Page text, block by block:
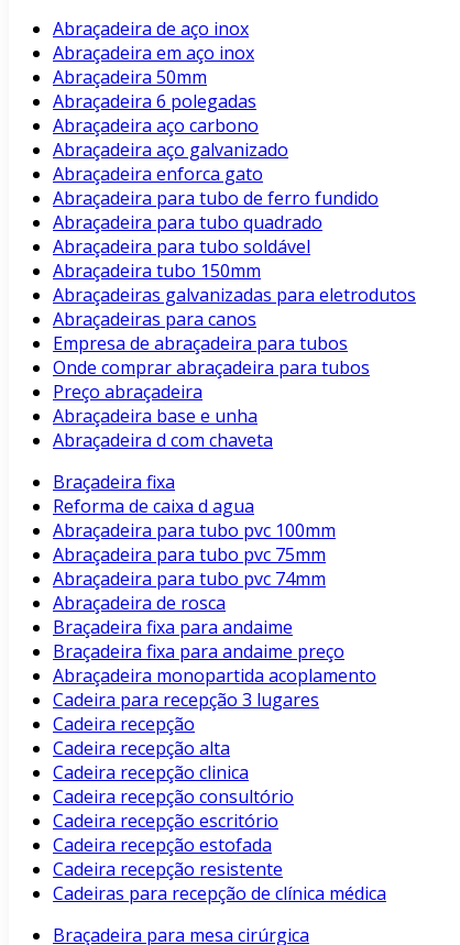
Abraçadeira de aço inox
Abraçadeira em aço inox
Abraçadeira 50mm
Abraçadeira 6 polegadas
Abraçadeira aço carbono
Abraçadeira aço galvanizado
Abraçadeira enforca gato
Abraçadeira para tubo de ferro fundido
Abraçadeira para tubo quadrado
Abraçadeira para tubo soldável
Abraçadeira tubo 150mm
Abraçadeiras galvanizadas para eletrodutos
Abraçadeiras para canos
Empresa de abraçadeira para tubos
Onde comprar abraçadeira para tubos
Preço abraçadeira
Abraçadeira base e unha
Abraçadeira d com chaveta
Braçadeira fixa
Reforma de caixa d agua
Abraçadeira para tubo pvc 100mm
Abraçadeira para tubo pvc 75mm
Abraçadeira para tubo pvc 74mm
Abraçadeira de rosca
Braçadeira fixa para andaime
Braçadeira fixa para andaime preço
Abraçadeira monopartida acoplamento
Cadeira para recepção 3 lugares
Cadeira recepção
Cadeira recepção alta
Cadeira recepção clinica
Cadeira recepção consultório
Cadeira recepção escritório
Cadeira recepção estofada
Cadeira recepção resistente
Cadeiras para recepção de clínica médica
Braçadeira para mesa cirúrgica